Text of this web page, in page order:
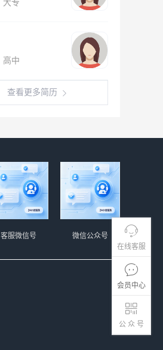
在线客服
会员中心
公 众 号
大专
高中
查看更多简历
微信公众号
客服微信号